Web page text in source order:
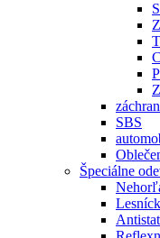
SBS
Špeciálne